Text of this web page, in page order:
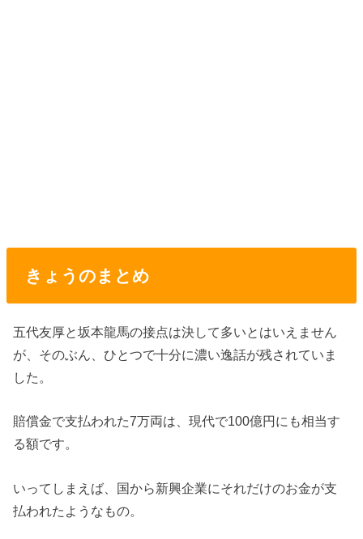
きょうのまとめ
五代友厚と坂本龍馬の接点は決して多いとはいえません
が、そのぶん、ひとつで十分に濃い逸話が残されていま
した。
賠償金で支払われた7万両は、現代で100億円にも相当す
る額です。
いってしまえば、国から新興企業にそれだけのお金が支
払われたようなもの。